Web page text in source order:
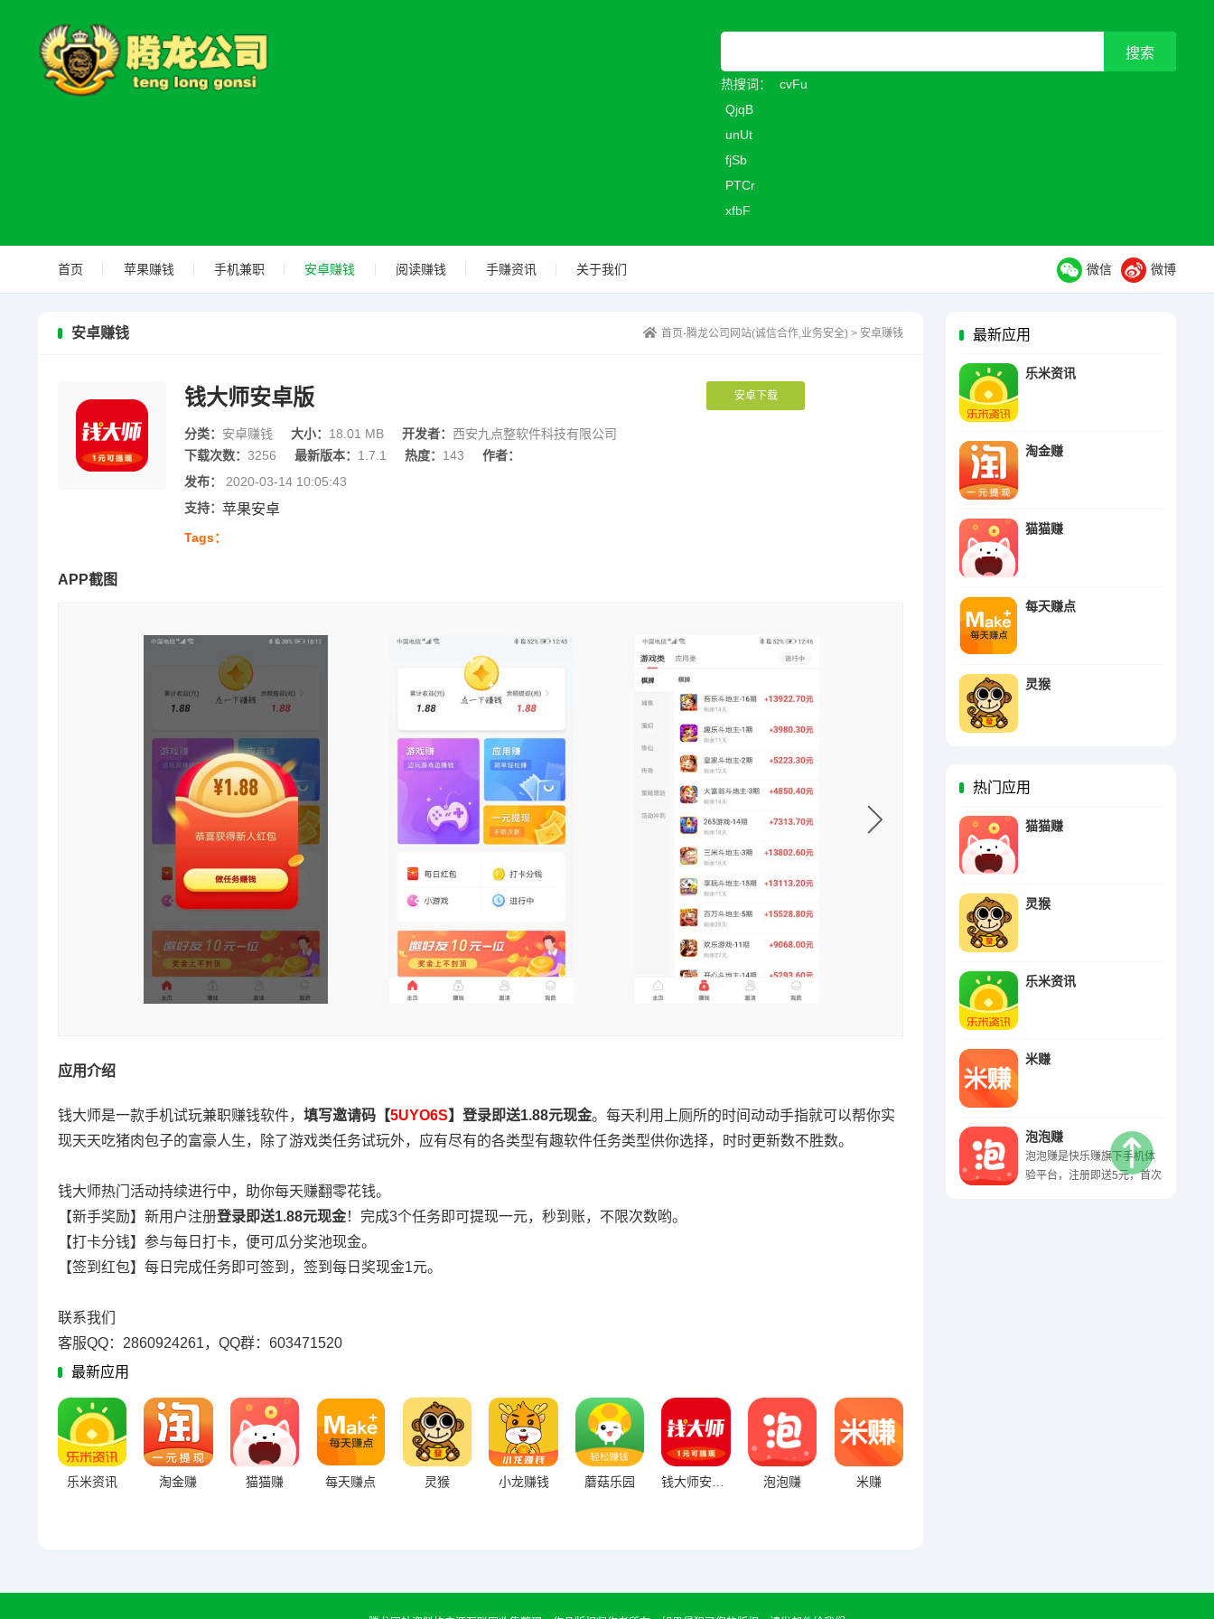
热搜词：
cvFu
QjqB
unUt
fjSb
PTCr
xfbF
首页 苹果赚钱 手机兼职 安卓赚钱 阅读赚钱 手赚资讯 关于我们 微信 微博
最新应用
乐米资讯
淘金赚
猫猫赚
每天赚点
灵猴
热门应用
猫猫赚
灵猴
乐米资讯
米赚
泡泡赚
泡泡赚是快乐赚旗下手机体
验平台，注册即送5元，首次
安卓赚钱 首页-腾龙公司网站(诚信合作,业务安全) > 安卓赚钱
钱大师安卓版
分类： 安卓赚钱 大小： 18.01 MB 开发者： 西安九点整软件科技有限公司
下载次数： 3256 最新版本： 1.7.1 热度： 143
作者：
发布：
2020-03-14 10:05:43
支持： 苹果安卓
Tags：
安卓下载
APP截图
应用介绍
钱大师是一款手机试玩兼职赚钱软件， 填写邀请码【5UYO6S】登录即送1.88元现金。每天利用上厕所的时间动动手指就可以帮你实
现天天吃猪肉包子的富豪人生，除了游戏类任务试玩外，应有尽有的各类型有趣软件任务类型供你选择，时时更新数不胜数。
钱大师热门活动持续进行中，助你每天赚翻零花钱。
【新手奖励】新用户注册登录即送1.88元现金！完成3个任务即可提现一元，秒到账，不限次数哟。
【打卡分钱】参与每日打卡，便可瓜分奖池现金。
【签到红包】每日完成任务即可签到，签到每日奖现金1元。
联系我们
客服QQ：2860924261，QQ群：603471520
最新应用
乐米资讯 淘金赚 猫猫赚 每天赚点 灵猴 小龙赚钱 蘑菇乐园 钱大师安卓版 泡泡赚 米赚